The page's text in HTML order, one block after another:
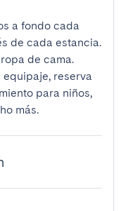
a fondo cada
de cada estancia.
de cama.
equipaje, reserva
para niños,
más.